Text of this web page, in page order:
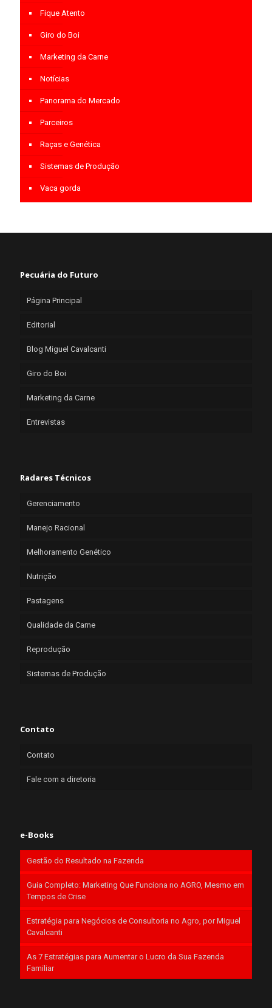
Fique Atento
Giro do Boi
Marketing da Carne
Notícias
Panorama do Mercado
Parceiros
Raças e Genética
Sistemas de Produção
Vaca gorda
Pecuária do Futuro
Página Principal
Editorial
Blog Miguel Cavalcanti
Giro do Boi
Marketing da Carne
Entrevistas
Radares Técnicos
Gerenciamento
Manejo Racional
Melhoramento Genético
Nutrição
Pastagens
Qualidade da Carne
Reprodução
Sistemas de Produção
Contato
Contato
Fale com a diretoria
e-Books
Gestão do Resultado na Fazenda
Guia Completo: Marketing Que Funciona no AGRO, Mesmo em
Tempos de Crise
Estratégia para Negócios de Consultoria no Agro, por Miguel
Cavalcanti
As 7 Estratégias para Aumentar o Lucro da Sua Fazenda
Familiar